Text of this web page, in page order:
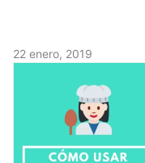
22 enero, 2019